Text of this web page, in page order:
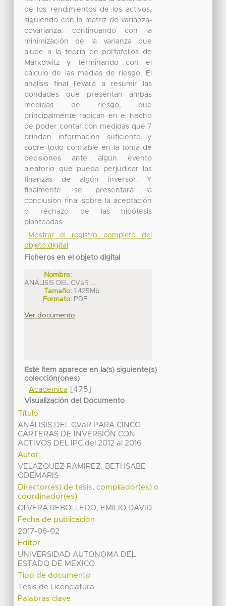
de los rendimientos de los activos,
siguiendo con la matriz de varianza-
covarianza, continuando con la
minimización de la varianza que
alude a la teoría de portafolios de
Markowitz y terminando con el
cálculo de las medias de riesgo. El
análisis final llevará a resumir las
bondades que presentan ambas
medidas de riesgo, que
principalmente radican en el hecho
de poder contar con medidas que 7
brinden información suficiente y
sobre todo confiable en la toma de
decisiones ante algún evento
aleatorio que pueda perjudicar las
finanzas de algún inversor. Y
finalmente se presentará la
conclusión final sobre la aceptación
o rechazo de las hipótesis
planteadas.
Mostrar el registro completo del
objeto digital
Ficheros en el objeto digital
Nombre:
ANÁLISIS DEL CVaR ...
Tamaño: 1.425Mb
Formato: PDF
Ver documento
Este ítem aparece en la(s) siguiente(s)
colección(ones)
Académica[475]
Visualización del Documento
Título
ANÁLISIS DEL CVaR PARA CINCO
CARTERAS DE INVERSIÓN CON
ACTIVOS DEL IPC del 2012 al 2016
Autor
VELAZQUEZ RAMIREZ, BETHSABE
ODEMARIS
Director(es) de tesis, compilador(es) o
coordinador(es)
OLVERA REBOLLEDO, EMILIO DAVID
Fecha de publicación
2017-06-02
Editor
UNIVERSIDAD AUTONOMA DEL
ESTADO DE MEXICO
Tipo de documento
Tesis de Licenciatura
Palabras clave